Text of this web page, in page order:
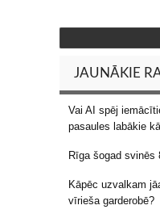
JAUNĀKIE
Vai AI spēj
pasaules labākie
Rīga šogad svinēs
Kāpēc uzvalkam
vīrieša garderobē?